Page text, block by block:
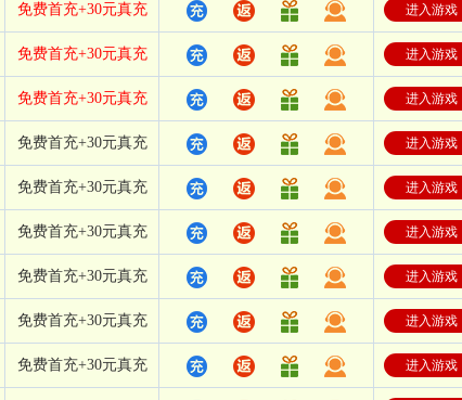
免费首充+30元真充 进入游戏
免费首充+30元真充 进入游戏
免费首充+30元真充 进入游戏
免费首充+30元真充 进入游戏
免费首充+30元真充 进入游戏
免费首充+30元真充 进入游戏
免费首充+30元真充 进入游戏
免费首充+30元真充 进入游戏
免费首充+30元真充 进入游戏